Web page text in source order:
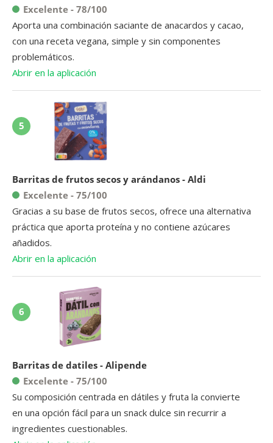
Excelente - 78/100
Aporta una combinación saciante de anacardos y cacao,
con una receta vegana, simple y sin componentes
problemáticos.
Abrir en la aplicación
5
Barritas de frutos secos y arándanos - Aldi
Excelente - 75/100
Gracias a su base de frutos secos, ofrece una alternativa
práctica que aporta proteína y no contiene azúcares
añadidos.
Abrir en la aplicación
6
Barritas de datiles - Alipende
Excelente - 75/100
Su composición centrada en dátiles y fruta la convierte
en una opción fácil para un snack dulce sin recurrir a
ingredientes cuestionables.